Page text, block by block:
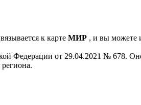
к карте МИР , и вы можете
Федерации от 29.04.2021 № 678.